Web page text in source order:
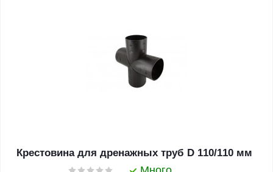
Крестовина для дренажных труб D 110/110 мм